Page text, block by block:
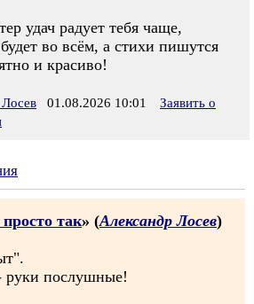
удач радует тебя чаще,
во всём, а стихи пишутся
и красиво!
01.08.2026 10:01
Заявить о
так» (Александр Лосев)
руки послушные!